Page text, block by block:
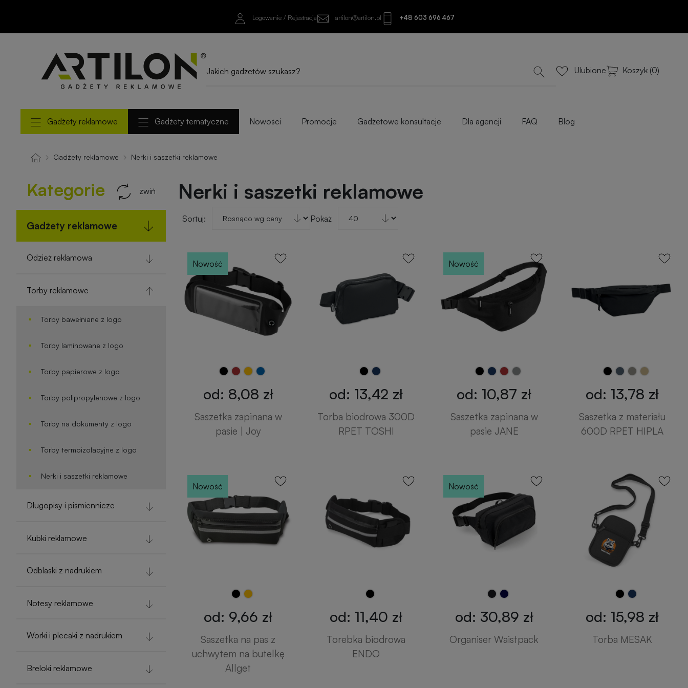
Logowanie / Rejestracja artilon@artilon.pl +48 603 696 467
Ulubione Koszyk (0)
Gadżety reklamowe Gadżety tematyczne Nowości Promocje Gadżetowe konsultacje Dla agencji FAQ Blog
Gadżety reklamowe Nerki i saszetki reklamowe
Kategorie zwiń
Gadżety reklamowe
Odzież reklamowa
Torby reklamowe
Torby bawełniane z logo
Torby laminowane z logo
Torby papierowe z logo
Torby polipropylenowe z logo
Torby na dokumenty z logo
Torby termoizolacyjne z logo
Nerki i saszetki reklamowe
Długopisy i piśmiennicze
Kubki reklamowe
Odblaski z nadrukiem
Notesy reklamowe
Worki i plecaki z nadrukiem
Breloki reklamowe
Nerki i saszetki reklamowe
Sortuj: Pokaż
Nowość
od: 8,08 zł
Saszetka zapinana w
pasie | Joy
od: 13,42 zł
Torba biodrowa 300D
RPET TOSHI
Nowość
od: 10,87 zł
Saszetka zapinana w
pasie JANE
od: 13,78 zł
Saszetka z materiału
600D RPET HIPLA
Nowość
od: 9,66 zł
Saszetka na pas z
uchwytem na butelkę
Allget
od: 11,40 zł
Torebka biodrowa
ENDO
Nowość
od: 30,89 zł
Organiser Waistpack
od: 15,98 zł
Torba MESAK